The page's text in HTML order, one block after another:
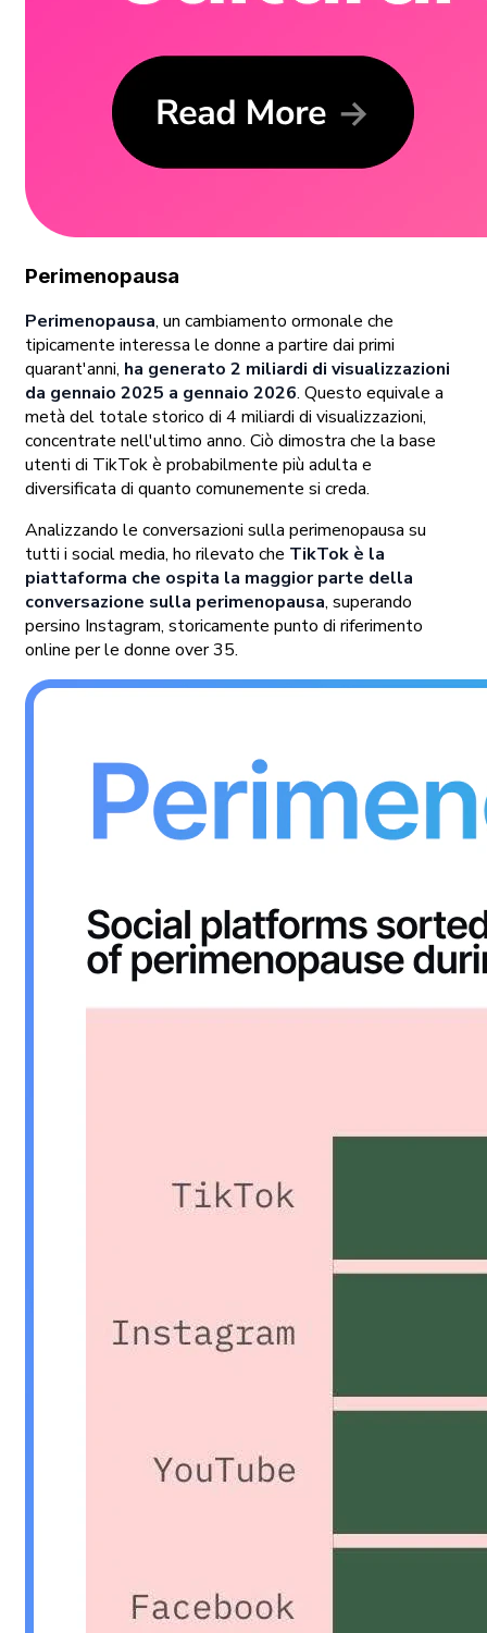
Perimenopausa
Perimenopausa, un cambiamento ormonale che
tipicamente interessa le donne a partire dai primi
quarant'anni, ha generato 2 miliardi di visualizzazioni
da gennaio 2025 a gennaio 2026. Questo equivale a
metà del totale storico di 4 miliardi di visualizzazioni,
concentrate nell'ultimo anno. Ciò dimostra che la base
utenti di TikTok è probabilmente più adulta e
diversificata di quanto comunemente si creda.
Analizzando le conversazioni sulla perimenopausa su
tutti i social media, ho rilevato che TikTok è la
piattaforma che ospita la maggior parte della
conversazione sulla perimenopausa, superando
persino Instagram, storicamente punto di riferimento
online per le donne over 35.